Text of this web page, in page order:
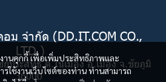
านคุกกี้ เพื่อเพิ่มประสิทธิภาพและ
ใช้งานเว็บไซต์ของท่าน ท่านสามารถ
จำกัด (DD.IT.COM CO.,
LTD.)
ประสิทธิ์ ต.ในเมือง อ.เมือง จ.ชัยภูมิ
36000